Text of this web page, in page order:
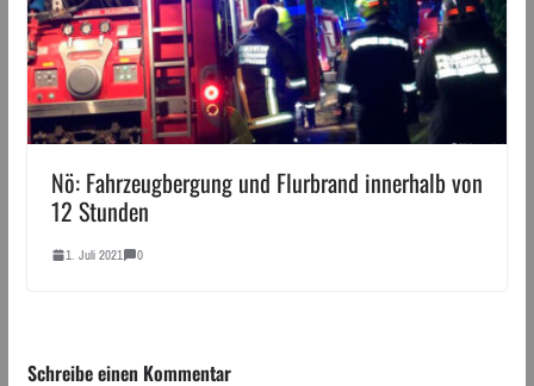
Nö: Fahrzeugbergung und Flurbrand innerhalb von
12 Stunden
1. Juli 2021 0
Schreibe einen Kommentar